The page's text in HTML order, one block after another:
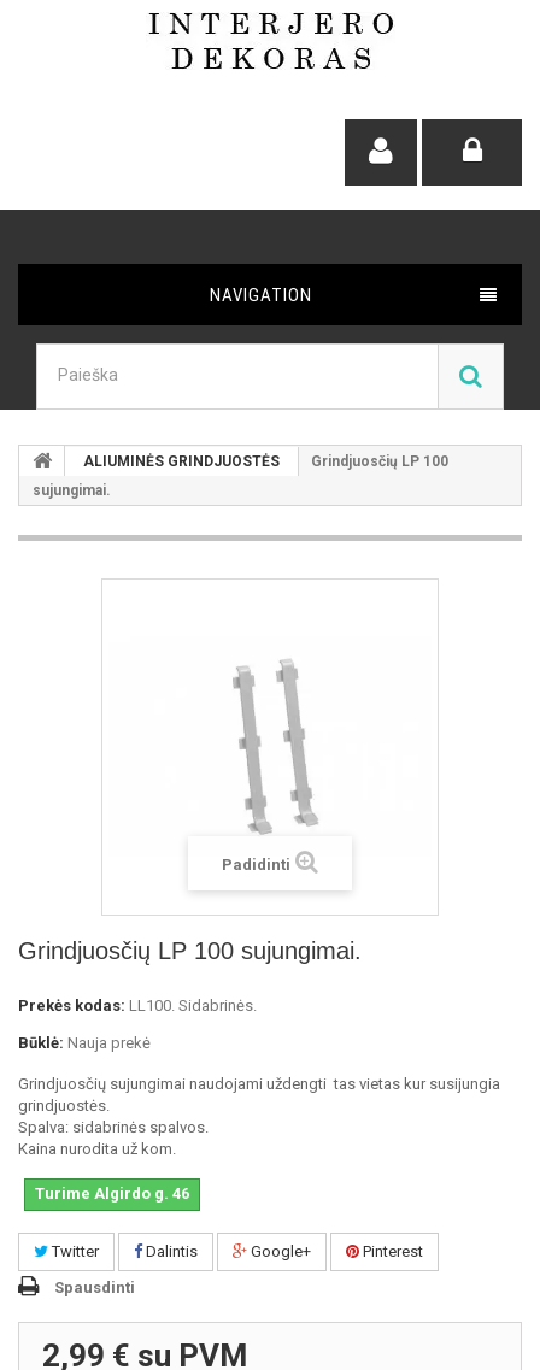
NAVIGATION
ALIUMINĖS GRINDJUOSTĖS
Grindjuosčių LP 100
sujungimai.
Padidinti
Grindjuosčių LP 100 sujungimai.
Prekės kodas: LL100. Sidabrinės.
Būklė: Nauja prekė
Grindjuosčių sujungimai naudojami uždengti tas vietas kur susijungia
grindjuostės.
Spalva: sidabrinės spalvos.
Kaina nurodita už kom.
Turime Algirdo g. 46
Twitter Dalintis Google+
Pinterest
Spausdinti
2,99 € su PVM